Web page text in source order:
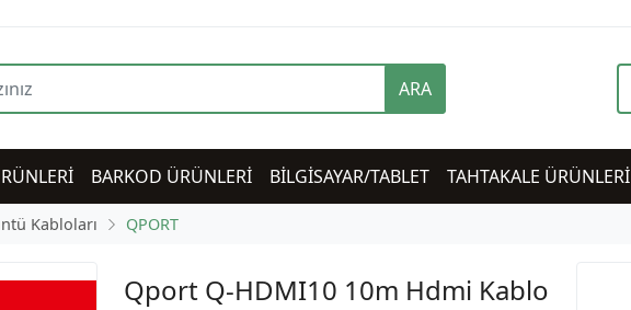
ARA
BARKOD ÜRÜNLERİ BİLGİSAYAR/TABLET TAHTAKALE ÜRÜNLERİ
Kabloları QPORT
Qport Q-HDMI10 10m Hdmi Kablo